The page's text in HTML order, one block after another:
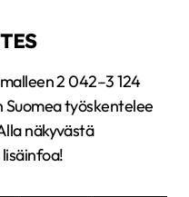
2 042–3 124
työskentelee
näkyvästä